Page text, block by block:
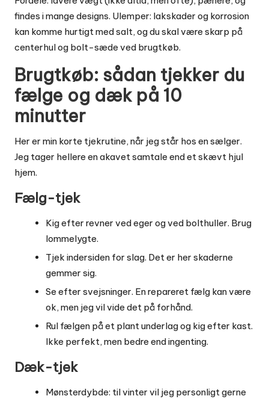
findes i mange designs. Ulemper: lakskader og korrosion
kan komme hurtigt med salt, og du skal være skarp på
centerhul og bolt-sæde ved brugtkøb.
Brugtkøb: sådan tjekker du
fælge og dæk på 10
minutter
Her er min korte tjekrutine, når jeg står hos en sælger.
Jeg tager hellere en akavet samtale end et skævt hjul
hjem.
Fælg-tjek
Kig efter revner ved eger og ved bolthuller. Brug
lommelygte.
Tjek indersiden for slag. Det er her skaderne
gemmer sig.
Se efter svejsninger. En repareret fælg kan være
ok, men jeg vil vide det på forhånd.
Rul fælgen på et plant underlag og kig efter kast.
Ikke perfekt, men bedre end ingenting.
Dæk-tjek
Mønsterdybde: til vinter vil jeg personligt gerne